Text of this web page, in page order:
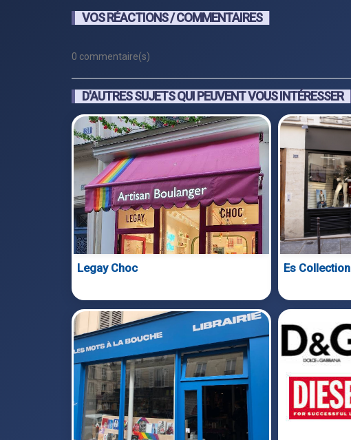
VOS RÉACTIONS / COMMENTAIRES
0 commentaire(s)
D'AUTRES SUJETS QUI PEUVENT VOUS INTÉRESSER
Legay Choc Es Collection